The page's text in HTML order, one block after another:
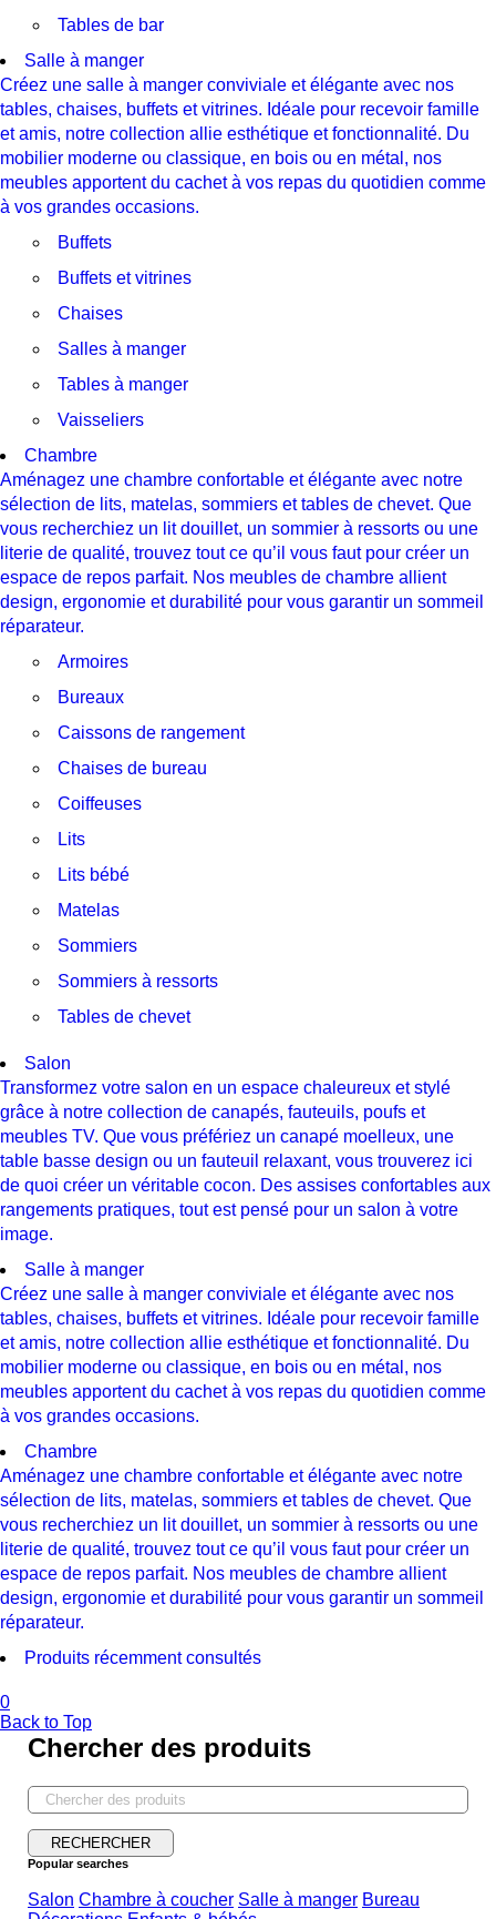
Tables de bar
Salle à manger
Créez une salle à manger conviviale et élégante avec nos
tables, chaises, buffets et vitrines. Idéale pour recevoir famille
et amis, notre collection allie esthétique et fonctionnalité. Du
mobilier moderne ou classique, en bois ou en métal, nos
meubles apportent du cachet à vos repas du quotidien comme
à vos grandes occasions.
Buffets
Buffets et vitrines
Chaises
Salles à manger
Tables à manger
Vaisseliers
Chambre
Aménagez une chambre confortable et élégante avec notre
sélection de lits, matelas, sommiers et tables de chevet. Que
vous recherchiez un lit douillet, un sommier à ressorts ou une
literie de qualité, trouvez tout ce qu’il vous faut pour créer un
espace de repos parfait. Nos meubles de chambre allient
design, ergonomie et durabilité pour vous garantir un sommeil
réparateur.
Armoires
Bureaux
Caissons de rangement
Chaises de bureau
Coiffeuses
Lits
Lits bébé
Matelas
Sommiers
Sommiers à ressorts
Tables de chevet
Salon
Transformez votre salon en un espace chaleureux et stylé
grâce à notre collection de canapés, fauteuils, poufs et
meubles TV. Que vous préfériez un canapé moelleux, une
table basse design ou un fauteuil relaxant, vous trouverez ici
de quoi créer un véritable cocon. Des assises confortables aux
rangements pratiques, tout est pensé pour un salon à votre
image.
Salle à manger
Créez une salle à manger conviviale et élégante avec nos
tables, chaises, buffets et vitrines. Idéale pour recevoir famille
et amis, notre collection allie esthétique et fonctionnalité. Du
mobilier moderne ou classique, en bois ou en métal, nos
meubles apportent du cachet à vos repas du quotidien comme
à vos grandes occasions.
Chambre
Aménagez une chambre confortable et élégante avec notre
sélection de lits, matelas, sommiers et tables de chevet. Que
vous recherchiez un lit douillet, un sommier à ressorts ou une
literie de qualité, trouvez tout ce qu’il vous faut pour créer un
espace de repos parfait. Nos meubles de chambre allient
design, ergonomie et durabilité pour vous garantir un sommeil
réparateur.
Produits récemment consultés
0
Back to Top
Chercher des produits
Popular searches
Salon Chambre à coucher Salle à manger Bureau